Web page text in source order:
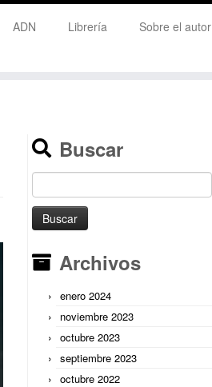
ADN Librería Sobre el autor
Buscar
Buscar:
Archivos
enero 2024
noviembre 2023
octubre 2023
septiembre 2023
octubre 2022